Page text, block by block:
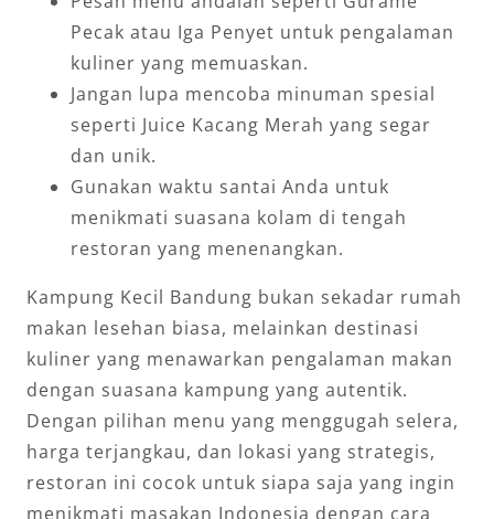
Pecak atau Iga Penyet untuk pengalaman
kuliner yang memuaskan.
Jangan lupa mencoba minuman spesial
seperti Juice Kacang Merah yang segar
dan unik.
Gunakan waktu santai Anda untuk
menikmati suasana kolam di tengah
restoran yang menenangkan.
Kampung Kecil Bandung bukan sekadar rumah
makan lesehan biasa, melainkan destinasi
kuliner yang menawarkan pengalaman makan
dengan suasana kampung yang autentik.
Dengan pilihan menu yang menggugah selera,
harga terjangkau, dan lokasi yang strategis,
restoran ini cocok untuk siapa saja yang ingin
menikmati masakan Indonesia dengan cara